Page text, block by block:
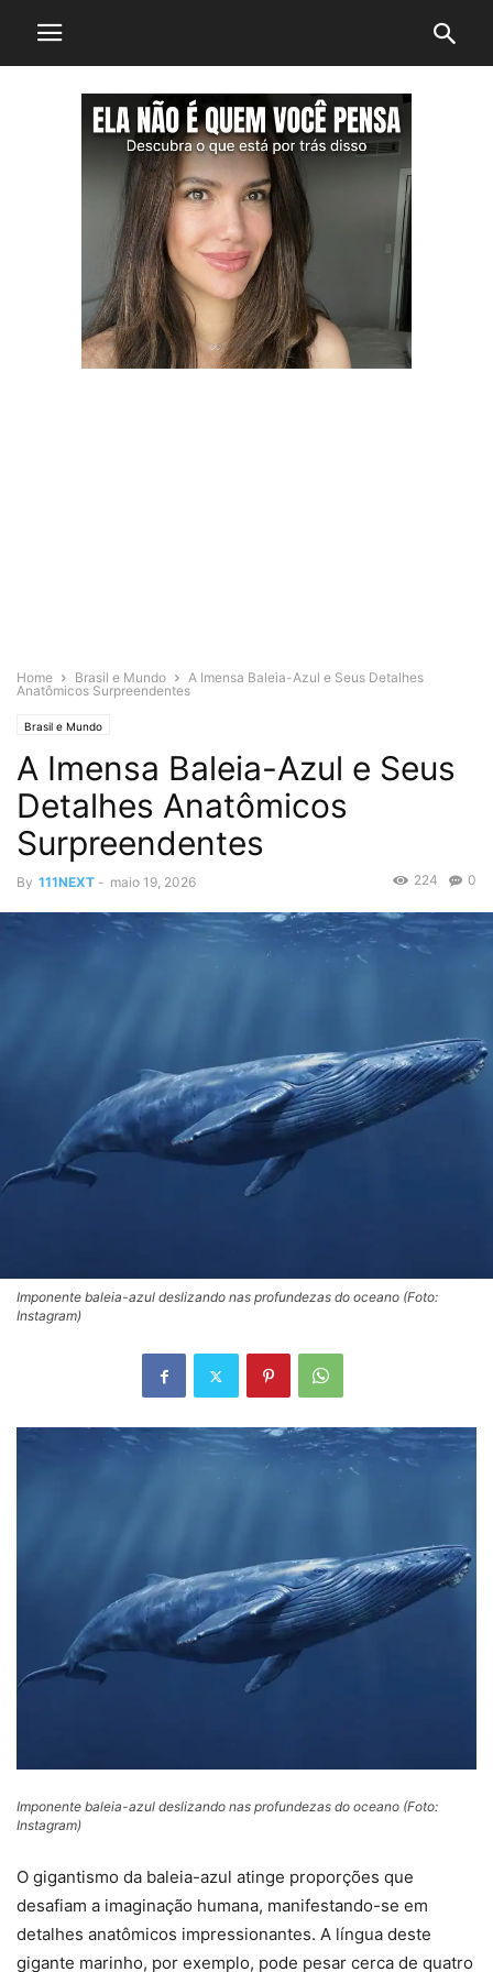
Home Brasil e Mundo
A Imensa Baleia-Azul e Seus Detalhes
Anatômicos Surpreendentes
Brasil e Mundo
A Imensa Baleia-Azul e Seus
Detalhes Anatômicos
Surpreendentes
By 111NEXT - maio 19, 2026 0
224
Imponente baleia-azul deslizando nas profundezas do oceano (Foto:
Instagram)
Imponente baleia-azul deslizando nas profundezas do oceano (Foto:
Instagram)
O gigantismo da baleia-azul atinge proporções que
desafiam a imaginação humana, manifestando-se em
detalhes anatômicos impressionantes. A língua deste
gigante marinho, por exemplo, pode pesar cerca de quatro